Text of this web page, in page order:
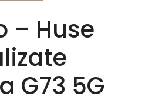
– Huse
G73 5G